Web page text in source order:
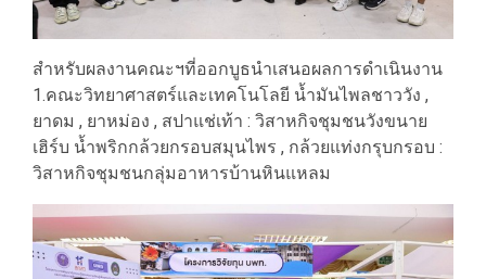
สำหรับผลงานคณะฯที่ออกบูธนำเสนอผลการดำเนินงาน
1.คณะวิทยาศาสตร์และเทคโนโลยี น้ำมันไพลชาววัง ,
ยาดม , ยาหม่อง , สปาแช่เท้า : วิสาหกิจชุมชนวังขนาย
เฮิร์บ น้ำพริกกล้วยกรอบสมุนไพร , กล้วยแท่งกรุบกรอบ :
วิสาหกิจชุมชนกลุ่มอาหารบ้านหินแหลม